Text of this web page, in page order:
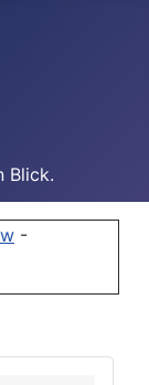
Blick.
-